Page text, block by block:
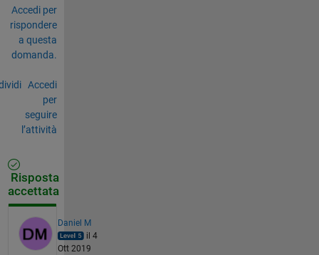
Accedi per
rispondere
a questa
domanda.
Accedi
per
seguire
l’attività
Risposta
accettata
Daniel M
il 4
Ott 2019